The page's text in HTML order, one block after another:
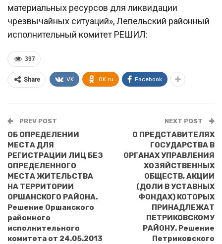
материальных ресурсов для ликвидации
чрезвычайных ситуаций», Лепельский районный
исполнительный комитет РЕШИЛ:
397
Share VK OK.ru Facebook
PREV POST
ОБ ОПРЕДЕЛЕНИИ
МЕСТА ДЛЯ
РЕГИСТРАЦИИ ЛИЦ БЕЗ
ОПРЕДЕЛЕННОГО
МЕСТА ЖИТЕЛЬСТВА
НА ТЕРРИТОРИИ
ОРШАНСКОГО РАЙОНА.
Решение Оршанского
районного
исполнительного
комитета от 24.05.2013
NEXT POST
О ПРЕДСТАВИТЕЛЯХ
ГОСУДАРСТВА В
ОРГАНАХ УПРАВЛЕНИЯ
ХОЗЯЙСТВЕННЫХ
ОБЩЕСТВ, АКЦИИ
(ДОЛИ В УСТАВНЫХ
ФОНДАХ) КОТОРЫХ
ПРИНАДЛЕЖАТ
ПЕТРИКОВСКОМУ
РАЙОНУ. Решение
Петриковского